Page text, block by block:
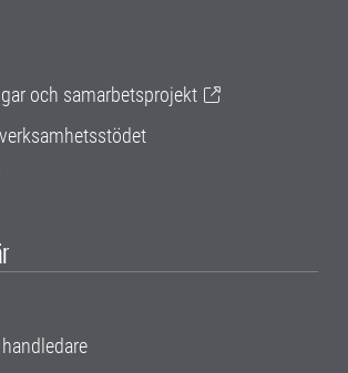
och samarbetsprojekt